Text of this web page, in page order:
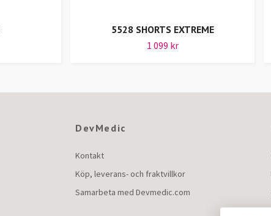
5528 SHORTS EXTREME
1 099 kr
DevMedic
Kontakt
Köp, leverans- och fraktvillkor
Samarbeta med Devmedic.com